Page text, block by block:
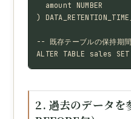
  amount NUMBER
)
-- 既存テーブルの保持期
ALTER TABLE sales SET
2. 過去のデータ